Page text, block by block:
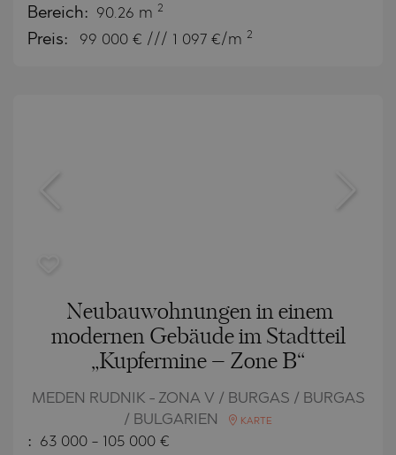
Bereich: 90.26 m 2
Preis: 99 000 € /// 1 097 €/m 2
Neubauwohnungen in einem
modernen Gebäude im Stadtteil
„Kupfermine – Zone B“
MEDEN RUDNIK - ZONA V / BURGAS / BURGAS
/ BULGARIEN
KARTE
: 63 000 - 105 000 €